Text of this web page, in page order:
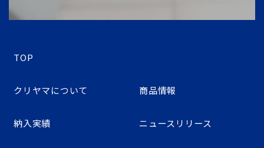
TOP
クリヤマについて 商品情報
納入実績 ニュースリリース